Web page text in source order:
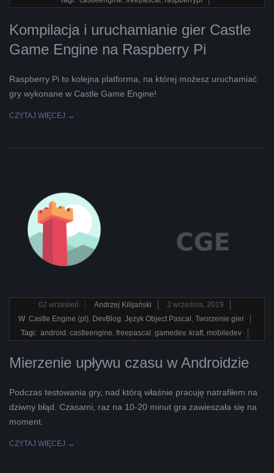
Kompilacja i uruchamianie gier Castle
Game Engine na Raspberry Pi
Raspberry Pi to kolejna platforma, na której możesz uruchamiać
gry wykonane w Castle Game Engine!
CZYTAJ WIĘCEJ →
09-
02 wrzesień Andrzej Kilijański
2 września, 2019
W Castle Engine (pl) DevBlog Język Object Pascal Tworzenie gier
Tagi: android castleengine freepascal gamedev, kraft mobiledev
Mierzenie upływu czasu w Androidzie
Podczas testowania gry, nad którą właśnie pracuję natrafiłem na
dziwny błąd. Czasami, raz na 10-20 minut gra zawieszała się na
moment.
CZYTAJ WIĘCEJ →